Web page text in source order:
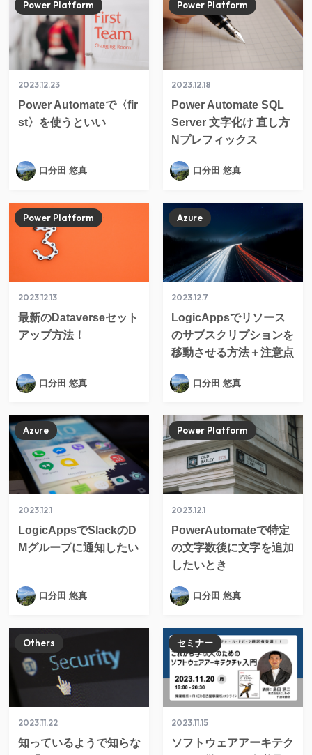
2023.12.23
Power Automateで〈fir
st〉を使うといい
Power Platform
口分田 悠真
2023.12.18
Power Automate SQL
Server 文字化け 直し方
Nプレフィックス
Power Platform
口分田 悠真
2023.12.13
最新のDataverseセット
アップ方法！
Power Platform
口分田 悠真
2023.12.7
LogicAppsでリソース
のサブスクリプションを
移動させる方法＋注意点
Azure
口分田 悠真
2023.12.1
LogicAppsでSlackのD
Mグループに通知したい
Azure
口分田 悠真
2023.12.1
PowerAutomateで特定
の文字数後に文字を追加
したいとき
Power Platform
口分田 悠真
2023.11.22
知っているようで知らな
Others
2023.11.15
ソフトウェアアーキテク
セミナー